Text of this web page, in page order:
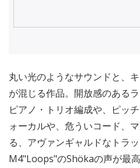
丸い光のようなサウンドと、
が混じる作品。開放感のある
ピアノ・トリオ編成や、ピッ
ォーカルや、危ういコード、
る、アヴァンギャルドなトラ
M4"Loops"のShökaの声が最